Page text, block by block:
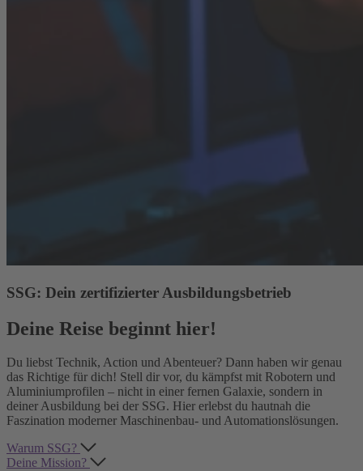
SSG: Dein zertifizierter Ausbildungsbetrieb
Deine Reise beginnt hier!
Du liebst Technik, Action und Abenteuer? Dann haben wir genau
das Richtige für dich! Stell dir vor, du kämpfst mit Robotern und
Aluminiumprofilen – nicht in einer fernen Galaxie, sondern in
deiner Ausbildung bei der SSG. Hier erlebst du hautnah die
Faszination moderner Maschinenbau- und Automationslösungen.
Warum SSG?
Deine Mission?